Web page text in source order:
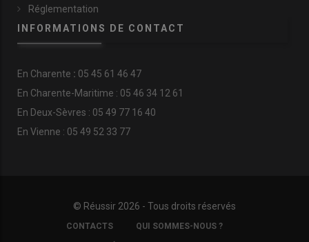
Réglementation
INFORMATIONS DE CONTACT
En Charente : 05 45 61 46 47
En Charente-Maritime : 05 46 34 12 61
En Deux-Sèvres : 05 49 77 16 40
En Vienne : 05 49 52 33 77
© Réussir 2026 - Tous droits réservés
COPYRIGHTCONTACTS QUI SOMMES-NOUS ?